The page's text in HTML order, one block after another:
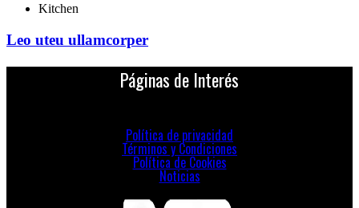
Kitchen
Leo uteu ullamcorper
Páginas de Interés
Política de privacidad
Términos y Condiciones
Política de Cookies
Noticias